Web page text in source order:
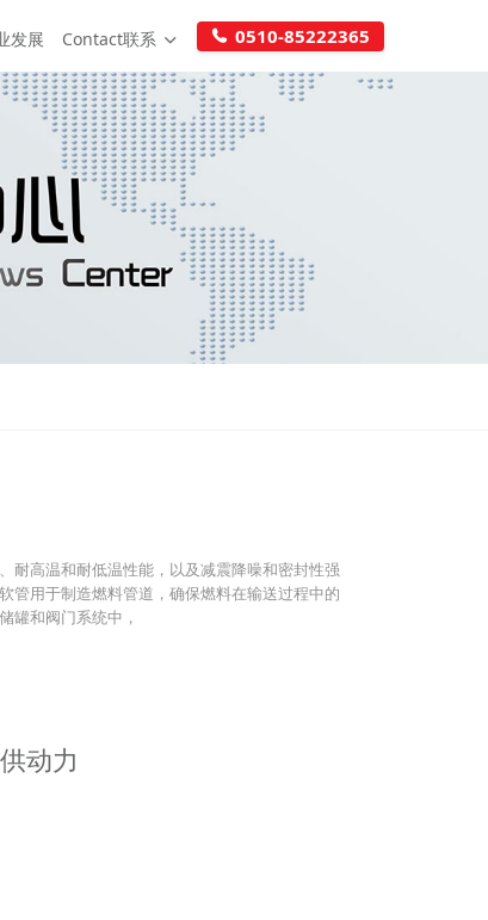
发展 Contact联系 0510-85222365
耐高温和耐低温性能，以及减震降噪和密封性强
管用于制造燃料管道，确保燃料在输送过程中的
罐和阀门系统中，
动力